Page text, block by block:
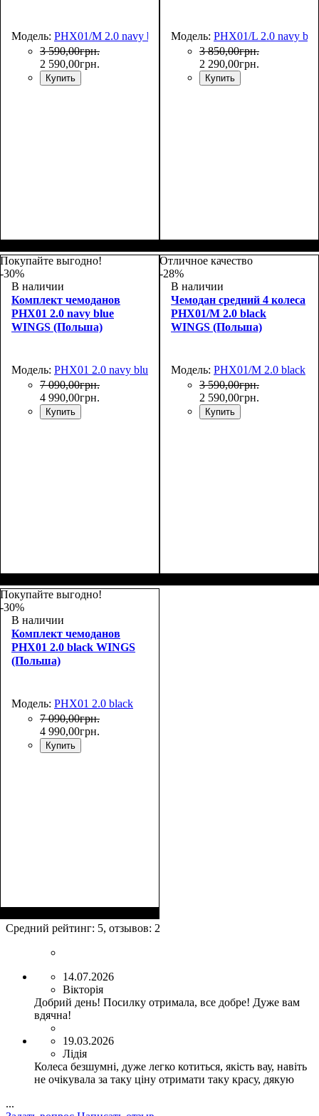
Модель: PHX01/M 2.0 navy blue
3 590,00грн.
2 590,00грн.
Купить
64х45х26
Модель: PHX01/L 2.0 navy
3 850,00грн.
2 290,00грн.
Купить
76х50х30
Покупайте выгодно!
-30%
В наличии
Комплект чемоданов
PHX01 2.0 navy blue
WINGS (Польша)
Модель: PHX01 2.0 navy blue
7 090,00грн.
4 990,00грн.
Купить
Отличное качество
-28%
В наличии
Чемодан средний 4 колеса
PHX01/M 2.0 black
WINGS (Польша)
Модель: PHX01/M 2.0 black
3 590,00грн.
2 590,00грн.
Купить
Покупайте выгодно!
-30%
В наличии
Комплект чемоданов
PHX01 2.0 black WINGS
(Польша)
Модель: PHX01 2.0 black
7 090,00грн.
4 990,00грн.
Купить
Средний рейтинг: 5, отзывов: 2
14.07.2026
Вікторія
Добрий день! Посилку отримала, все добре! Дуже вам
вдячна!
19.03.2026
Лідія
Колеса безшумні, дуже легко котиться, якість вау, навіть
не очікувала за таку ціну отримати таку красу, дякую
...